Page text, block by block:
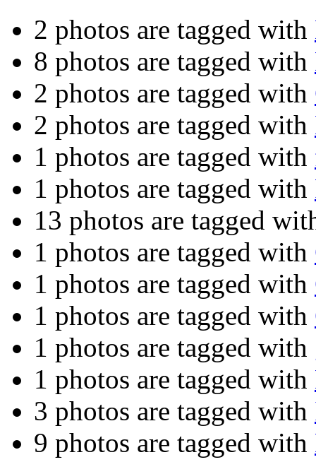
2 photos are tagged with
8 photos are tagged with
2 photos are tagged with
2 photos are tagged with
1 photos are tagged with
1 photos are tagged with
13 photos are tagged
1 photos are tagged with
1 photos are tagged with
1 photos are tagged with
1 photos are tagged with
1 photos are tagged with
3 photos are tagged with
9 photos are tagged with